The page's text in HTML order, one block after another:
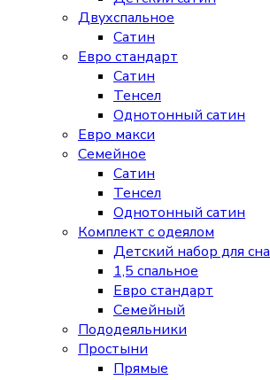
Двухспальное
Сатин
Евро стандарт
Сатин
Тенсел
Однотонный сатин
Евро макси
Семейное
Сатин
Тенсел
Однотонный сатин
Комплект с одеялом
Детский набор для сна
1,5 спальное
Евро стандарт
Семейный
Пододеяльники
Простыни
Прямые